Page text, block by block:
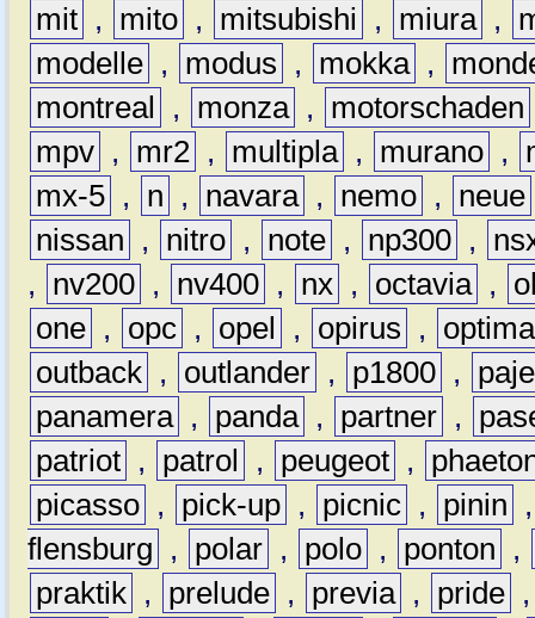
mit , mito , mitsubishi , miura ,
modelle , modus , mokka ,
montreal
, monza , motorschaden
mpv , mr2 , multipla , murano ,
mx-5 , n , navara , nemo , neue
nissan
, nitro , note , np300 ,
,
nv200 , nv400 , nx , octavia ,
one , opc , opel , opirus ,
optima
outback , outlander , p1800 ,
panamera , panda , partner ,
patriot , patrol , peugeot ,
picasso , pick-up , picnic , pinin
flensburg
, polar , polo , ponton
,
praktik , prelude , previa , pride